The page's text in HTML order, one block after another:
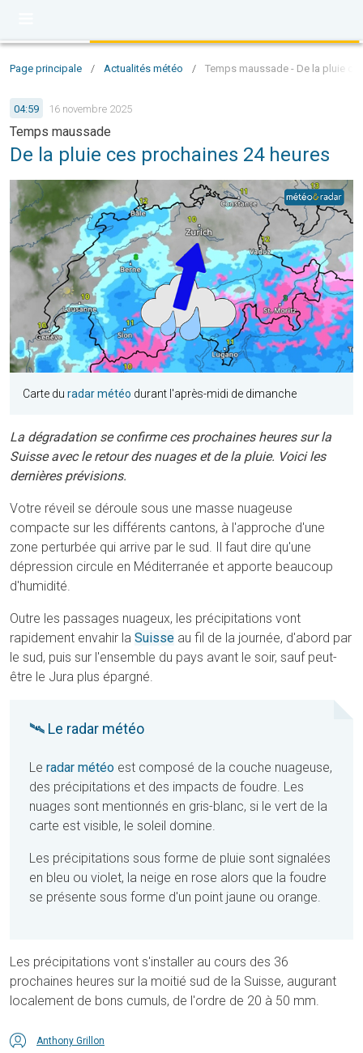
Page principale / Actualités météo / Temps maussade - De la pluie
04:59 16 novembre 2025
Temps maussade
De la pluie ces prochaines 24 heures
Carte du radar météo durant l'après-midi de dimanche
La dégradation se confirme ces prochaines heures sur la
Suisse avec le retour des nuages et de la pluie. Voici les
dernières prévisions.
Votre réveil se déroule sous une masse nuageuse
compacte sur les différents cantons, à l'approche d'une
zone perturbée qui arrive par le sud. Il faut dire qu'une
dépression circule en Méditerranée et apporte beaucoup
d'humidité.
Outre les passages nuageux, les précipitations vont
rapidement envahir la Suisse au fil de la journée, d'abord par
le sud, puis sur l'ensemble du pays avant le soir, sauf peut-
être le Jura plus épargné.
🛰 Le radar météo
Le radar météo est composé de la couche nuageuse,
des précipitations et des impacts de foudre. Les
nuages sont mentionnés en gris-blanc, si le vert de la
carte est visible, le soleil domine.
Les précipitations sous forme de pluie sont signalées
en bleu ou violet, la neige en rose alors que la foudre
se présente sous forme d'un point jaune ou orange.
Les précipitations vont s'installer au cours des 36
prochaines heures sur la moitié sud de la Suisse, augurant
localement de bons cumuls, de l'ordre de 20 à 50 mm.
Anthony Grillon